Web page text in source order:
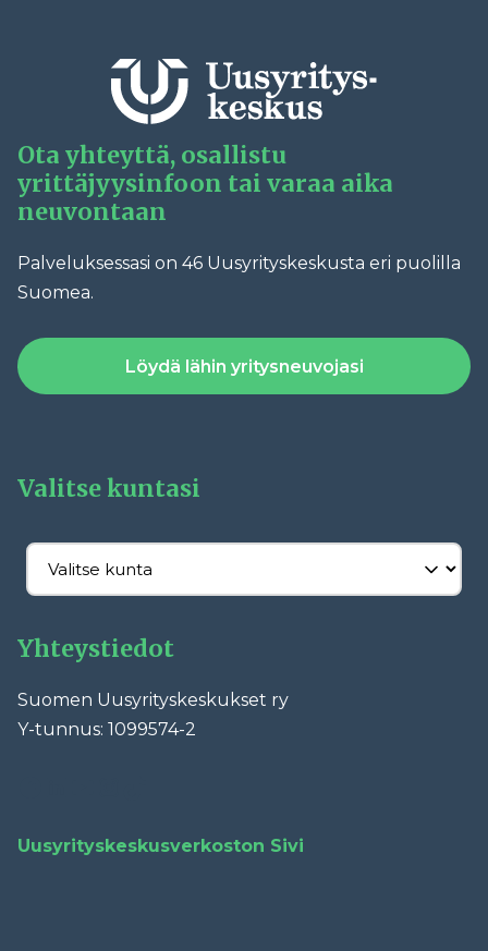
Ota yhteyttä, osallistu
yrittäjyysinfoon tai varaa aika
neuvontaan
Palveluksessasi on 46 Uusyrityskeskusta eri puolilla
Suomea.
Löydä lähin yritysneuvojasi
Valitse kuntasi
Yhteystiedot
Suomen Uusyrityskeskukset ry
Y-tunnus: 1099574-2
Uusyrityskeskusverkoston Sivi